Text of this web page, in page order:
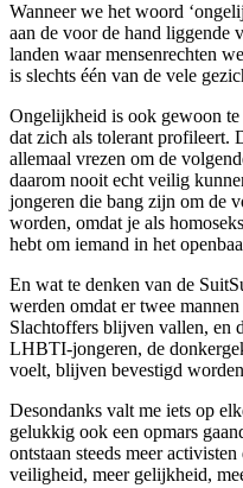
Wanneer we het woord
aan de voor de hand liggende
landen waar mensenrechten
is slechts één van de vele
Ongelijkheid is ook gewoon
dat zich als tolerant profileert.
allemaal vrezen om de
daarom nooit echt veilig
jongeren die bang zijn om de
worden, omdat je als
hebt om iemand in het
En wat te denken van de
werden omdat er twee
Slachtoffers blijven vallen, en
LHBTI-jongeren, de
voelt, blijven bevestigd
Desondanks valt me iets op
gelukkig ook een opmars
ontstaan steeds meer
veiligheid, meer gelijkheid,